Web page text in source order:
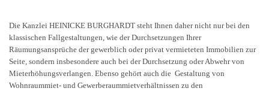
Die Kanzlei HEINICKE BURGHARDT steht Ihnen daher nicht nur bei den
klassischen Fallgestaltungen, wie der Durchsetzungen Ihrer
Räumungsansprüche der gewerblich oder privat vermieteten Immobilien zur
Seite, sondern insbesondere auch bei der Durchsetzung oder Abwehr von
Mieterhöhungsverlangen. Ebenso gehört auch die Gestaltung von
Wohnraummiet- und Gewerberaummietverhältnissen zu den